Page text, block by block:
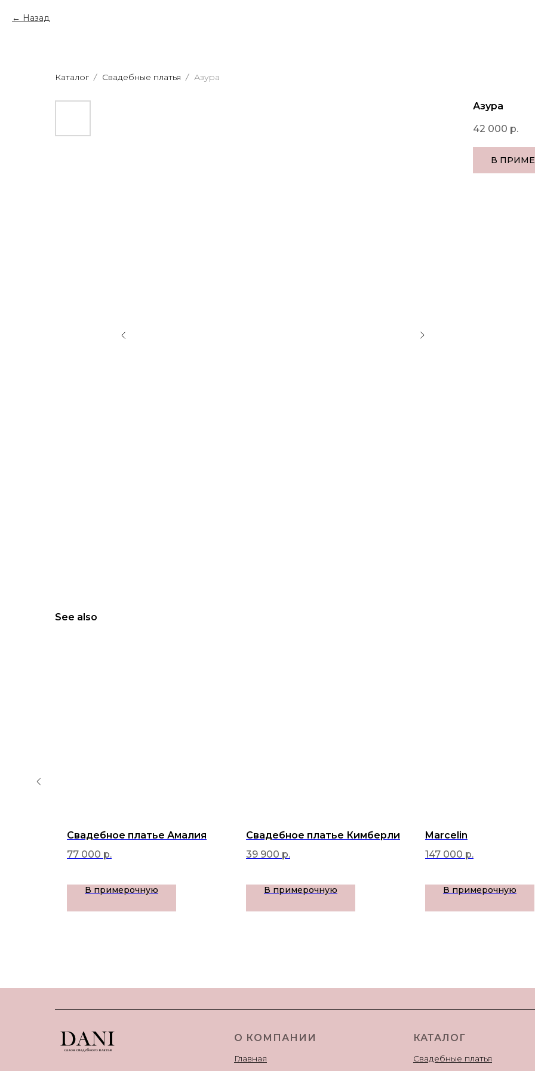
Назад
Каталог Свадебные платья Азура
Азура
42 000 р.
В
See also
Свадебное платье Амалия
77 000 р.
В примерочную
Свадебное платье Кимберли
39 900 р.
В примерочную
Marcelin
147 000 р.
В примерочную
О КОМПАНИИ
Главная
КАТАЛОГ
Свадебные платья